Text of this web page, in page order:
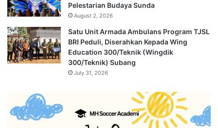
Pelestarian Budaya Sunda
August 2, 2026
Satu Unit Armada Ambulans Program TJSL
BRI Peduli, Diserahkan Kepada Wing
Education 300/Teknik (Wingdik
300/Teknik) Subang
July 31, 2026